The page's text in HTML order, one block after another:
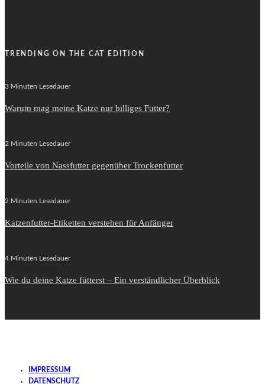
TRENDING ON THE CAT EDITION
3 Minuten Lesedauer
Warum mag meine Katze nur billiges Futter?
2 Minuten Lesedauer
Vorteile von Nassfutter gegenüber Trockenfutter
2 Minuten Lesedauer
Katzenfutter-Etiketten verstehen für Anfänger
4 Minuten Lesedauer
Wie du deine Katze fütterst – Ein verständlicher Überblick
IMPRESSUM
DATENSCHUTZ